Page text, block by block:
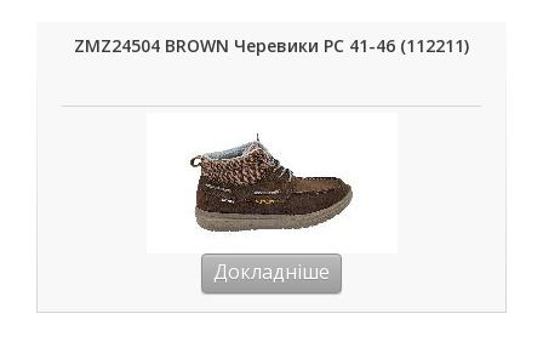
ZMZ24504 BROWN Черевики РС 41-46 (112211)
Докладніше